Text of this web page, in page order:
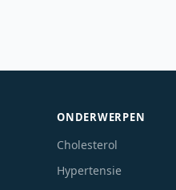
ONDERWERPEN
Cholesterol
Hypertensie